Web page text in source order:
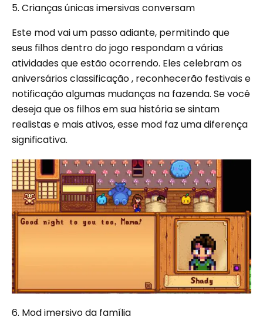
5. Crianças únicas imersivas conversam
Este mod vai um passo adiante, permitindo que
seus filhos dentro do jogo respondam a várias
atividades que estão ocorrendo. Eles celebram os
aniversários classificação , reconhecerão festivais e
notificação algumas mudanças na fazenda. Se você
deseja que os filhos em sua história se sintam
realistas e mais ativos, esse mod faz uma diferença
significativa.
6. Mod imersivo da família